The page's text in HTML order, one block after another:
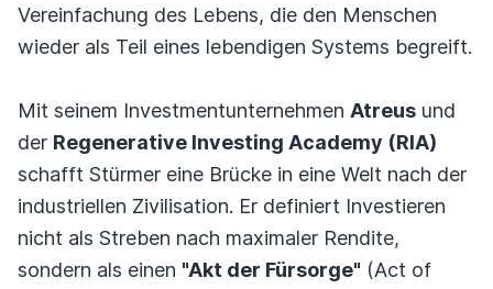
Vereinfachung des Lebens, die den Menschen
wieder als Teil eines lebendigen Systems begreift.
Mit seinem Investmentunternehmen Atreus und
der Regenerative Investing Academy (RIA)
schafft Stürmer eine Brücke in eine Welt nach der
industriellen Zivilisation. Er definiert Investieren
nicht als Streben nach maximaler Rendite,
sondern als einen "Akt der Fürsorge" (Act of